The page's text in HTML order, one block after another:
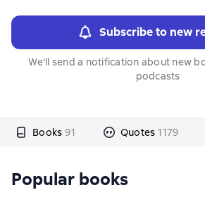
Subscribe to new
We'll send a notification about new
podcasts
Books 91 Quotes 1179
Popular books